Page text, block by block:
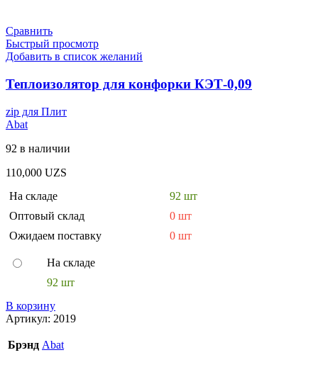
Сравнить
Быстрый просмотр
Добавить в список желаний
Теплоизолятор для конфорки КЭТ-0,09
zip для Плит
Abat
92 в наличии
110,000 UZS
На складе
92 шт
Оптовый склад
0 шт
Ожидаем поставку
0 шт
На складе
92 шт
В корзину
Артикул: 2019
Брэнд Abat